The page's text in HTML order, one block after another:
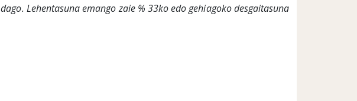
Lehentasuna emango zaie % 33ko edo gehiagoko desgaitasuna